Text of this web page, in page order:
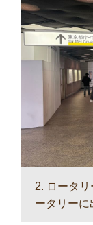
2. ロータ
ータリーに